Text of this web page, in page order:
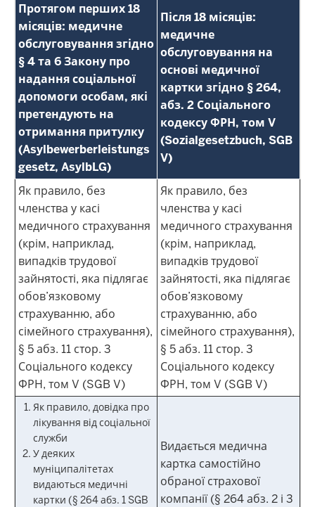
Протягом перших 18
місяців: медичне
обслуговування згідно
§ 4 та 6 Закону про
надання соціальної
допомоги особам, які
претендують на
отримання притулку
(Asylbewerberleistungs
gesetz, AsylbLG)
Після 18 місяців:
медичне
обслуговування на
основі медичної
картки згідно § 264,
абз. 2 Соціального
кодексу ФРН, том V
(Sozialgesetzbuch, SGB
V)
Як правило, без
членства у касі
медичного страхування
(крім, наприклад,
випадків трудової
зайнятості, яка підлягає
обов’язковому
страхуванню, або
сімейного страхування),
§ 5 абз. 11 стор. 3
Соціального кодексу
ФРН, том V (SGB V)
Як правило, без
членства у касі
медичного страхування
(крім, наприклад,
випадків трудової
зайнятості, яка підлягає
обов’язковому
страхуванню, або
сімейного страхування),
§ 5 абз. 11 стор. 3
Соціального кодексу
ФРН, том V (SGB V)
Як правило, довідка про
лікування від соціальної
служби
У деяких
муніципалітетах
видаються медичні
картки (§ 264 абз. 1 SGB
Видається медична
картка самостійно
обраної страхової
компанії (§ 264 абз. 2 і 3